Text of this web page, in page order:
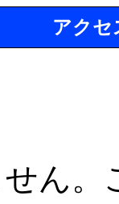
アクセ
ん